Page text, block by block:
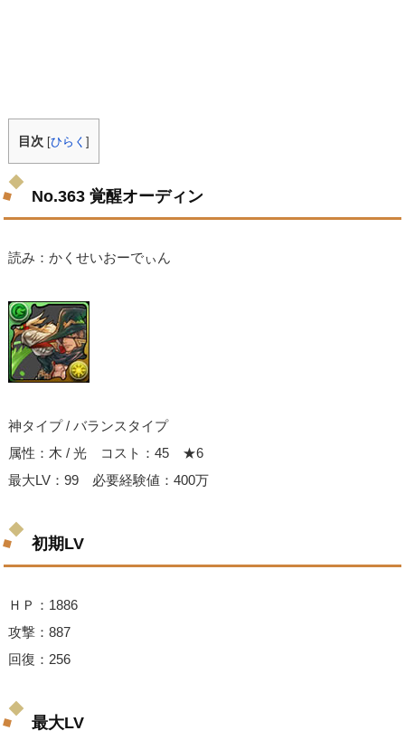
目次 [ひらく]
No.363 覚醒オーディン
読み：かくせいおーでぃん
神タイプ / バランスタイプ
属性：木 / 光 コスト：45 ★6
最大LV：99 必要経験値：400万
初期LV
ＨＰ：1886
攻撃：887
回復：256
最大LV